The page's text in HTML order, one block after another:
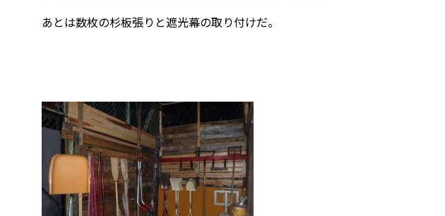
あとは数枚の杉板張りと遮光幕の取り付けだ。